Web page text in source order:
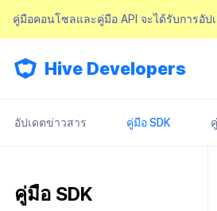
คู่มือคอนโซลและคู่มือ API จะได้รับการอัป
Hive Developers
อัปเดตข่าวสาร คู่มือ SDK
คู่มือ SDK